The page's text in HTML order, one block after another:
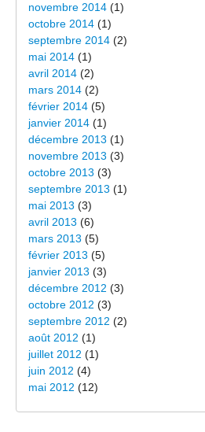
novembre 2014 (1)
octobre 2014 (1)
septembre 2014 (2)
mai 2014 (1)
avril 2014 (2)
mars 2014 (2)
février 2014 (5)
janvier 2014 (1)
décembre 2013 (1)
novembre 2013 (3)
octobre 2013 (3)
septembre 2013 (1)
mai 2013 (3)
avril 2013 (6)
mars 2013 (5)
février 2013 (5)
janvier 2013 (3)
décembre 2012 (3)
octobre 2012 (3)
septembre 2012 (2)
août 2012 (1)
juillet 2012 (1)
juin 2012 (4)
mai 2012 (12)